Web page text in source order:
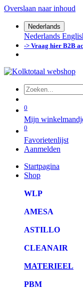
Overslaan naar inhoud
Nederlands
Nederlands
-> Vraag hier B2B
0
Mijn
0
Favorietenlijst
Aanmelden
Startpagina
Shop
WLP
AMESA
ASTILLO
CLEANAIR
MATERIEEL
PBM